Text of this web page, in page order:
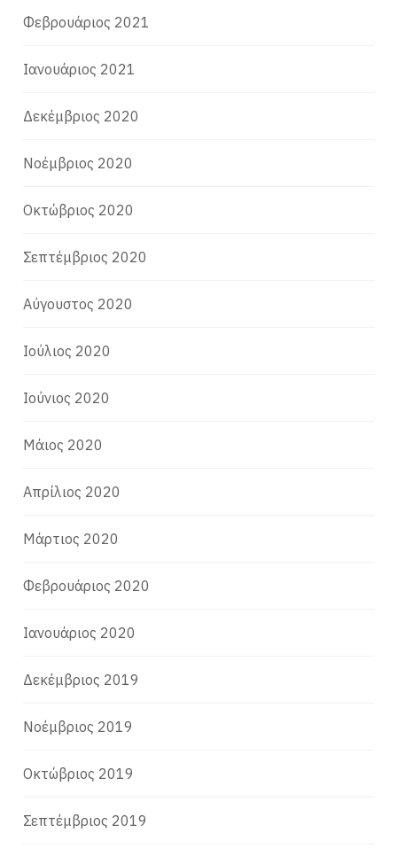
Φεβρουάριος 2021
Ιανουάριος 2021
Δεκέμβριος 2020
Νοέμβριος 2020
Οκτώβριος 2020
Σεπτέμβριος 2020
Αύγουστος 2020
Ιούλιος 2020
Ιούνιος 2020
Μάιος 2020
Απρίλιος 2020
Μάρτιος 2020
Φεβρουάριος 2020
Ιανουάριος 2020
Δεκέμβριος 2019
Νοέμβριος 2019
Οκτώβριος 2019
Σεπτέμβριος 2019